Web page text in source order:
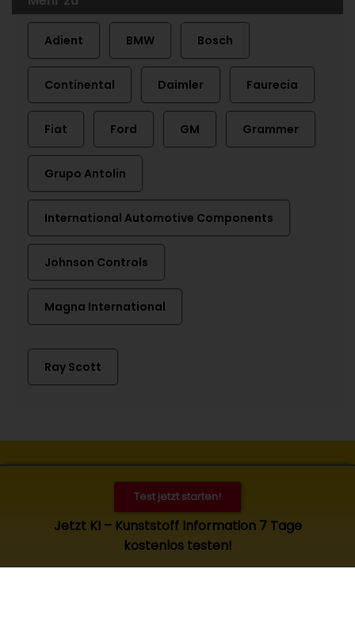
Adient BMW Bosch
Continental Daimler Faurecia
Fiat Ford GM Grammer
Grupo Antolin
International Automotive Components
Johnson Controls
Magna International
Ray Scott
Test jetzt starten!
Jetzt KI – Kunststoff Information 7 Tage
kostenlos testen!
© 2026 Kunststoff Information, Bad Homburg. Alle Rechte
vorbehalten. Zugang und Nutzung nur für KI-Abonnenten.